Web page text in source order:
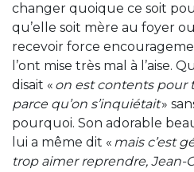
changer quoique ce soit
qu’elle soit mère au foyer ou
recevoir force
l’ont mise très mal à l’aise.
disait « on est contents pour
parce qu’on s’inquiétait»
pourquoi. Son adorable
lui a même dit « mais c’est
trop aimer reprendre, Jean-